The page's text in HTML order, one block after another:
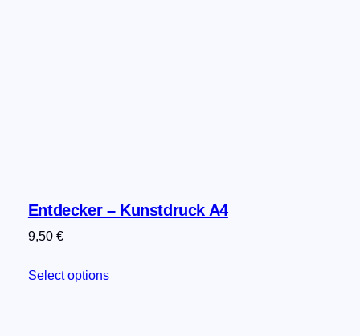
Entdecker – Kunstdruck A4
9,50 €
Select options